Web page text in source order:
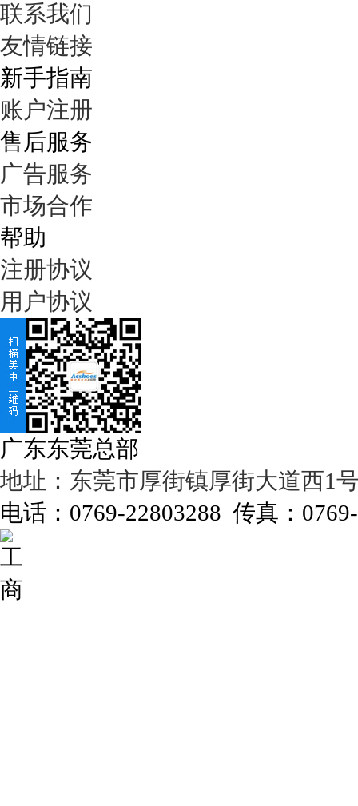
联系我们
友情链接
新手指南
账户注册
售后服务
广告服务
市场合作
帮助
注册协议
用户协议
广东东莞总部
地址：东莞市厚街镇厚街大道西1
电话：0769-22803288 传真：